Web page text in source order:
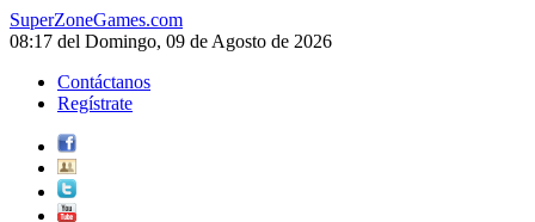
SuperZoneGames.com
08:17 del Domingo, 09 de Agosto de 2026
Contáctanos
Regístrate